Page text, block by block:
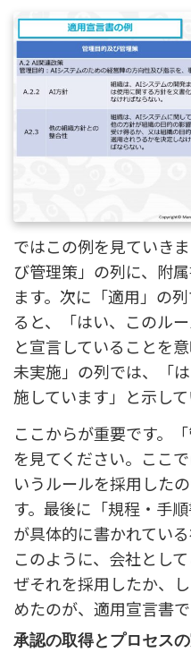
ではこの例を見ていき
び管理策」の列に、附
ます。次に「適用」の
ると、「はい、このル
と宣言していることを
未実施」の列では、「
施しています」と示して
ここからが重要です。
を見てください。ここ
いうルールを採用した
す。最後に「規程・手
が具体的に書かれてい
このように、会社とし
ぜそれを採用したか、
めたのが、適用宣言書で
承認の取得とプロセス